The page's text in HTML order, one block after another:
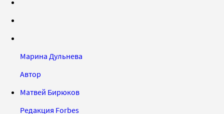
Марина Дульнева
Автор
Матвей Бирюков
Редакция Forbes